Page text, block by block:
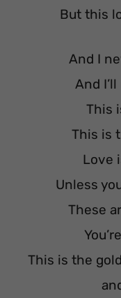
But this
And I
And
This
This is
Love
Unless
These
This is the